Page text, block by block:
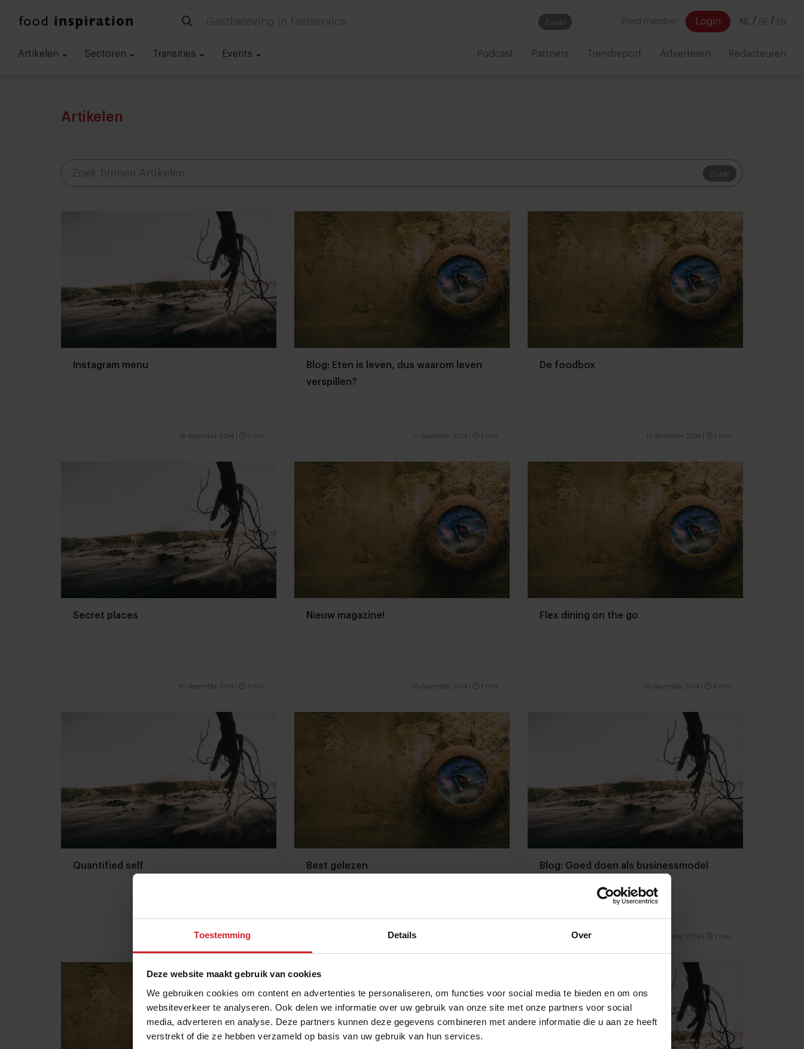
Toestemming Details Over
Deze website maakt gebruik van cookies
We gebruiken cookies om content en advertenties te personaliseren, om functies voor social media te bieden en om ons
websiteverkeer te analyseren. Ook delen we informatie over uw gebruik van onze site met onze partners voor social
media, adverteren en analyse. Deze partners kunnen deze gegevens combineren met andere informatie die u aan ze heeft
verstrekt of die ze hebben verzameld op basis van uw gebruik van hun services.
Zoek!
Technologie in foodservice Word member Login NL / BE / EN
Artikelen Sectoren Transities Events Podcast Partners Trendreport Adverteren Redacteuren
Artikelen
Zoek!
Instagram menu
18 december 2014 1 min
Blog: Eten is leven, dus waarom leven
verspillen?
17 december 2014 1 min
De foodbox
17 december 2014 1 min
Secret places
16 december 2014 1 min
Nieuw magazine!
15 december 2014 1 min
Flex dining on the go
15 december 2014 4 min
Quantified self
13 december 2014| 1 min
Best gelezen
13 december 2014
Blog: Goed doen als businessmodel
13 december 2014 1 min